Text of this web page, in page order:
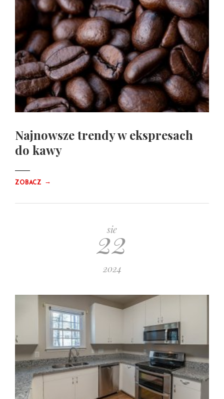
Najnowsze trendy w ekspresach
do kawy
ZOBACZ →
sie
22
2024